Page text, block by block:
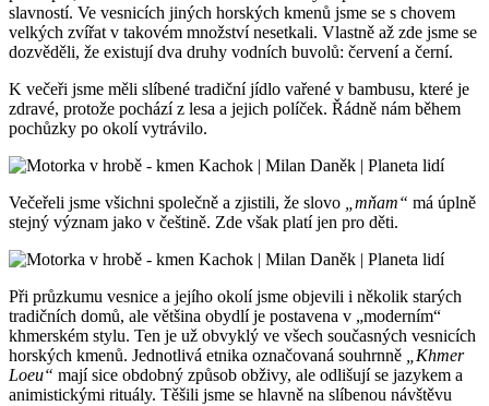
slavností. Ve vesnicích jiných horských kmenů jsme se s chovem
velkých zvířat v takovém množství nesetkali. Vlastně až zde jsme se
dozvěděli, že existují dva druhy vodních buvolů: červení a černí.
K večeři jsme měli slíbené tradiční jídlo vařené v bambusu, které je
zdravé, protože pochází z lesa a jejich políček. Řádně nám během
pochůzky po okolí vytrávilo.
Večeřeli jsme všichni společně a zjistili, že slovo „mňam“ má úplně
stejný význam jako v češtině. Zde však platí jen pro děti.
Při průzkumu vesnice a jejího okolí jsme objevili i několik starých
tradičních domů, ale většina obydlí je postavena v „moderním“
khmerském stylu. Ten je už obvyklý ve všech současných vesnicích
horských kmenů. Jednotlivá etnika označovaná souhrnně „Khmer
Loeu“ mají sice obdobný způsob obživy, ale odlišují se jazykem a
animistickými rituály. Těšili jsme se hlavně na slíbenou návštěvu